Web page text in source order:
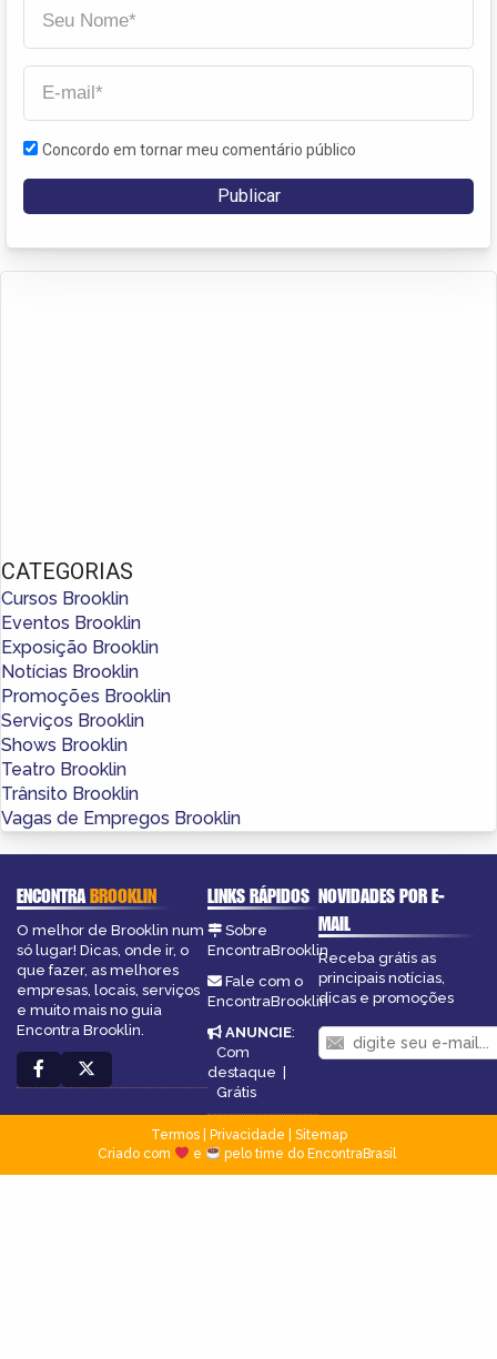
Concordo em tornar meu comentário público
CATEGORIAS
Cursos Brooklin
Eventos Brooklin
Exposição Brooklin
Notícias Brooklin
Promoções Brooklin
Serviços Brooklin
Shows Brooklin
Teatro Brooklin
Trânsito Brooklin
Vagas de Empregos Brooklin
ENCONTRABROOKLIN
O melhor de Brooklin num
só lugar! Dicas, onde ir, o
que fazer, as melhores
empresas, locais, serviços
e muito mais no guia
Encontra Brooklin.
LINKS RÁPIDOS
Sobre
EncontraBrooklin
Fale com o
EncontraBrooklin
ANUNCIE:
Com
destaque
Grátis
NOVIDADES POR E-
MAIL
Receba grátis as
principais notícias,
dicas e promoções
Termos| Privacidade
Sitemap
Criado com
e pelo time do EncontraBrasil